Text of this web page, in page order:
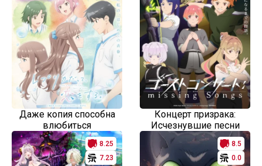
Даже копия способна
влюбиться
Концерт призрака:
Исчезнувшие песни
8.25
7.23
8.5
0.0